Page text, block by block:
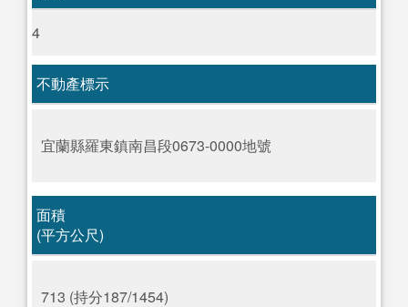
4
不動產標示
宜蘭縣羅東鎮南昌段0673-0000地號
面積
(平方公尺)
713 (持分187/1454)